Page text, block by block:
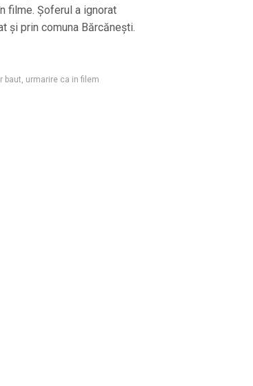
filme. Şoferul a ignorat
şi prin comuna Bărcăneşti.
baut urmarire ca in filem